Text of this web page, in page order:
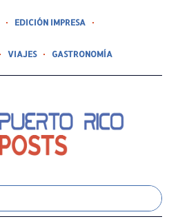
EDICIÓN IMPRESA
VIAJES GASTRONOMÍA